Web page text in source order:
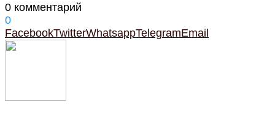
0 комментарий
0
FacebookTwitterWhatsappTelegramEmail